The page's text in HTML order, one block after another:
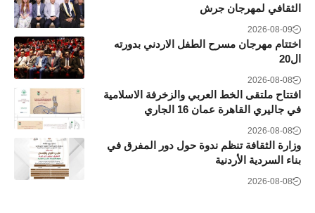
الثقافي لمهرجان جرش
2026-08-09
اختتام مهرجان مسرح الطفل الاردني بدورته
ال20
2026-08-08
افتتاح ملتقى الخط العربي والزخرفة الاسلامية
في جاليري القاهرة عمان 16 الجاري
2026-08-08
وزارة الثقافة تنظم ندوة حول دور المفرق في
بناء السردية الأردنية
2026-08-08